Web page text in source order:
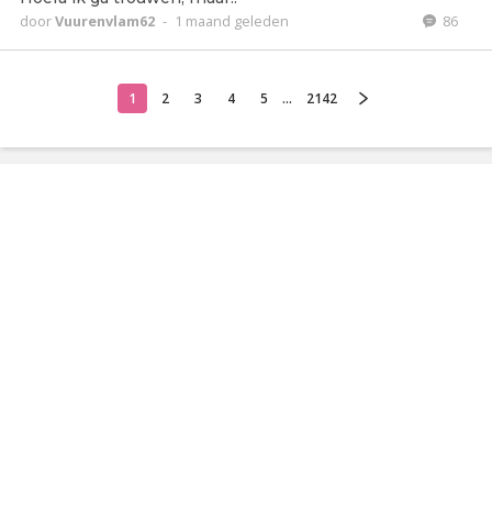
doorVuurenvlam62 - 1 maand geleden 86
1 2 3 4 5 ... 2142